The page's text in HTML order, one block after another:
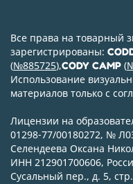
Все права на товарный
зарегистрированы:
(№885725),CODY CAMP (
Использование
материалов только с
Лицензии на
01298-77/00180272, №
Селендеева Оксана
ИНН 212901700606,
Сусальный пер., д. 5,